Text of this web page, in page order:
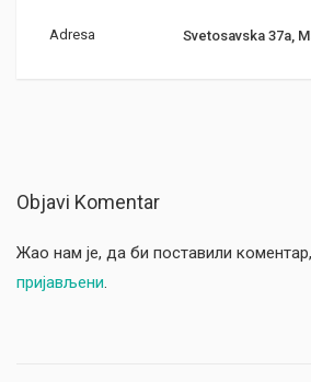
Adresa Svetosavska 37a,
Objavi Komentar
Жао нам је, да би поставили
пријављени